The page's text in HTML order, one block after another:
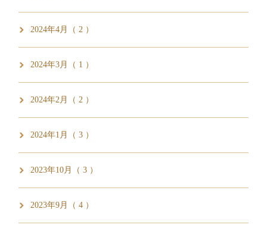
2024年4月（ 2 ）
2024年3月（ 1 ）
2024年2月（ 2 ）
2024年1月（ 3 ）
2023年10月（ 3 ）
2023年9月（ 4 ）